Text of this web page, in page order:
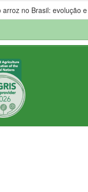
arroz no Brasil: evolução